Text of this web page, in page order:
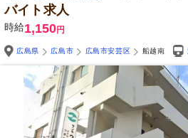
バイト求人
時給1,150円
広島県
広島市 広島市安芸区 船越南